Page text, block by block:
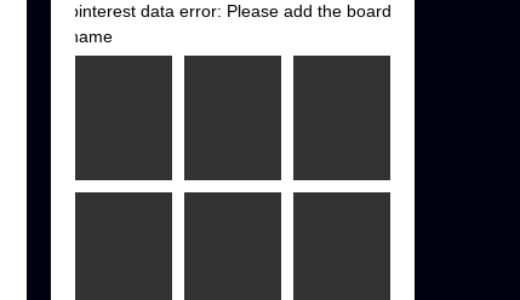
pinterest data error: Please add the board
name